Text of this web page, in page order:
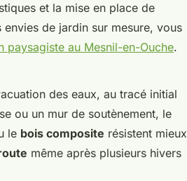
et la mise en place de
de jardin sur mesure, vous
paysagiste au Mesnil-en-Ouche.
des eaux, au tracé initial
ou un mur de soutènement, le
le bois composite résistent mieux
même après plusieurs hivers